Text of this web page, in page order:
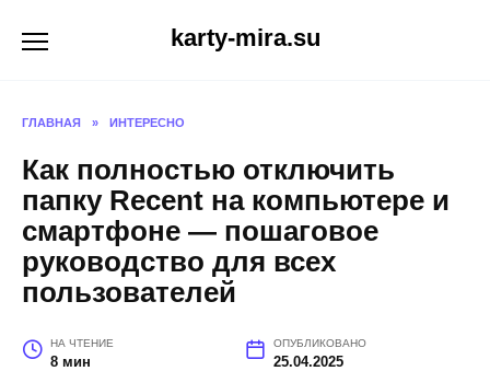
karty-mira.su
ГЛАВНАЯ » ИНТЕРЕСНО
Как полностью отключить
папку Recent на компьютере и
смартфоне — пошаговое
руководство для всех
пользователей
НА ЧТЕНИЕ
8 мин
ОПУБЛИКОВАНО
25.04.2025